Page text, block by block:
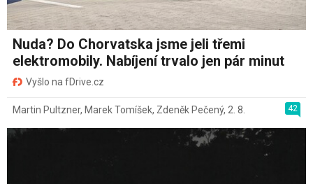
Nuda? Do Chorvatska jsme jeli třemi
elektromobily. Nabíjení trvalo jen pár minut
Vyšlo na fDrive.cz
42
Martin Pultzner, Marek Tomíšek, Zdeněk Pečený, 2. 8.